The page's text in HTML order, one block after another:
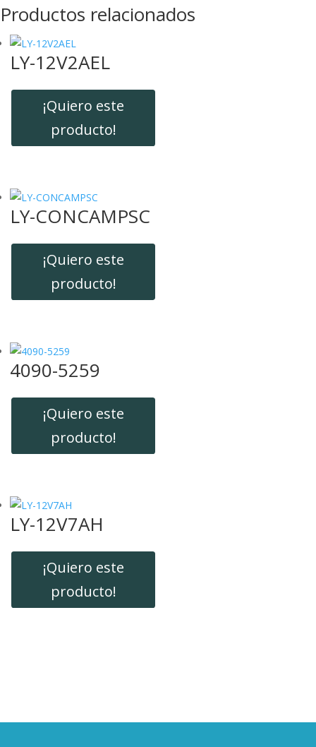
Productos relacionados
LY-12V2AEL
¡Quiero este
producto!
LY-CONCAMPSC
¡Quiero este
producto!
4090-5259
¡Quiero este
producto!
LY-12V7AH
¡Quiero este
producto!